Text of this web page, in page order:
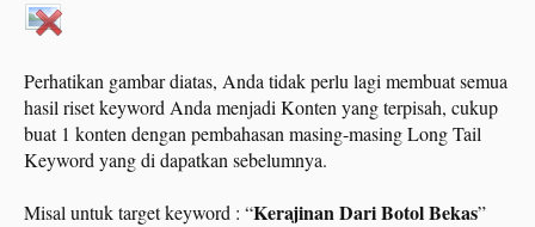
Perhatikan gambar diatas, Anda tidak perlu lagi membuat semua
hasil riset keyword Anda menjadi Konten yang terpisah, cukup
buat 1 konten dengan pembahasan masing-masing Long Tail
Keyword yang di dapatkan sebelumnya.
Misal untuk target keyword : “Kerajinan Dari Botol Bekas”